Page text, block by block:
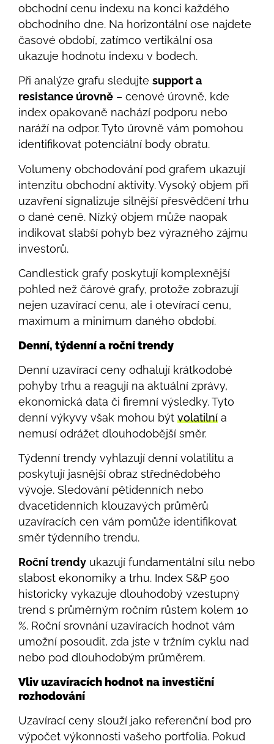
obchodní cenu indexu na konci každého
obchodního dne. Na horizontální ose najdete
časové období, zatímco vertikální osa
ukazuje hodnotu indexu v bodech.
Při analýze grafu sledujte support a
resistance úrovně – cenové úrovně, kde
index opakovaně nachází podporu nebo
naráží na odpor. Tyto úrovně vám pomohou
identifikovat potenciální body obratu.
Volumeny obchodování pod grafem ukazují
intenzitu obchodní aktivity. Vysoký objem při
uzavření signalizuje silnější přesvědčení trhu
o dané ceně. Nízký objem může naopak
indikovat slabší pohyb bez výrazného zájmu
investorů.
Candlestick grafy poskytují komplexnější
pohled než čárové grafy, protože zobrazují
nejen uzavírací cenu, ale i otevírací cenu,
maximum a minimum daného období.
Denní, týdenní a roční trendy
Denní uzavírací ceny odhalují krátkodobé
pohyby trhu a reagují na aktuální zprávy,
ekonomická data či firemní výsledky. Tyto
denní výkyvy však mohou být volatilní a
nemusí odrážet dlouhodobější směr.
Týdenní trendy vyhlazují denní volatilitu a
poskytují jasnější obraz střednědobého
vývoje. Sledování pětidenních nebo
dvacetidenních klouzavých průměrů
uzavíracích cen vám pomůže identifikovat
směr týdenního trendu.
Roční trendy ukazují fundamentální sílu nebo
slabost ekonomiky a trhu. Index S&P 500
historicky vykazuje dlouhodobý vzestupný
trend s průměrným ročním růstem kolem 10
%. Roční srovnání uzavíracích hodnot vám
umožní posoudit, zda jste v tržním cyklu nad
nebo pod dlouhodobým průměrem.
Vliv uzavíracích hodnot na investiční
rozhodování
Uzavírací ceny slouží jako referenční bod pro
výpočet výkonnosti vašeho portfolia. Pokud